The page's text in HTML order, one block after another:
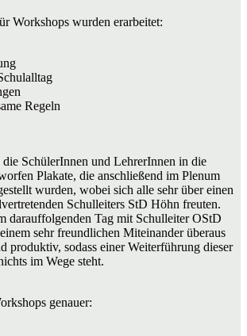
Workshops wurden erarbeitet:
Regeln
SchülerInnen und LehrerInnen in die
Plakate, die anschließend im Plenum
wurden, wobei sich alle sehr über einen
Schulleiters StD Höhn freuten.
darauffolgenden Tag mit Schulleiter OStD
sehr freundlichen Miteinander überaus
produktiv, sodass einer Weiterführung dieser
im Wege steht.
genauer: